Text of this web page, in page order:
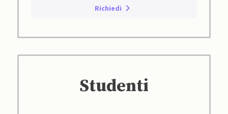
Richiedi
Studenti